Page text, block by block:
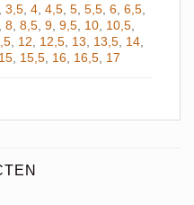
,3,5 ,4 ,4,5 ,5 ,5,5 ,6 ,6,5
,8 ,8,5 ,9 ,9,5 10 10,5
12 12,5 13 13,5 14
15 15,5 16 16,5 17